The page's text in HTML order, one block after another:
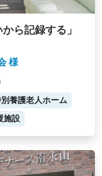
ら記録する」
様
養護老人ホーム
施設